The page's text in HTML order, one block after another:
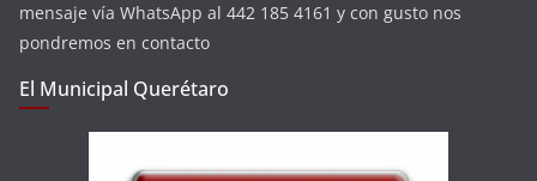
mensaje vía WhatsApp al 442 185 4161 y con gusto nos
pondremos en contacto
El Municipal Querétaro